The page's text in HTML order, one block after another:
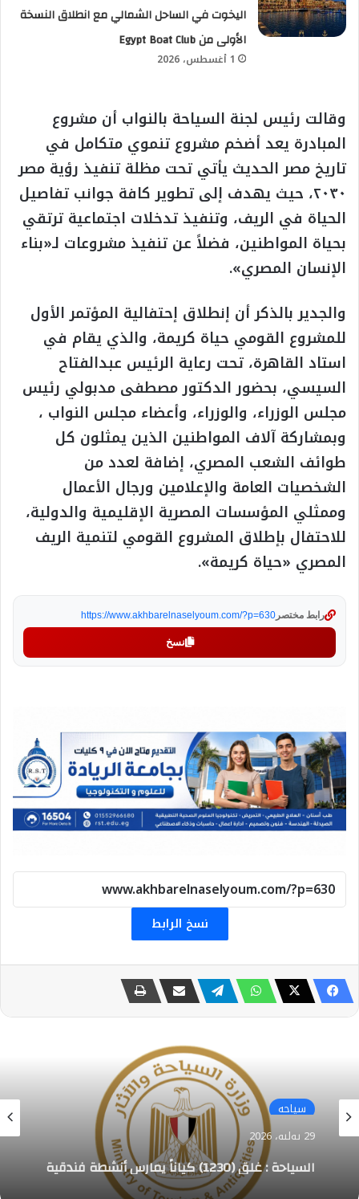
اليخوت في الساحل الشمالي مع انطلاق النسخة
الأولى من Egypt Boat Club
1 أغسطس، 2026
وقالت رئيس لجنة السياحة بالنواب أن مشروع
المبادرة يعد أضخم مشروع تنموي متكامل في
تاريخ مصر الحديث يأتي تحت مظلة تنفيذ رؤية مصر
٢٠٣٠، حيث يهدف إلى تطوير كافة جوانب تفاصيل
الحياة في الريف، وتنفيذ تدخلات اجتماعية ترتقي
بحياة المواطنين، فضلاً عن تنفيذ مشروعات لـ«بناء
الإنسان المصري».
والجدير بالذكر أن إنطلاق إحتفالية المؤتمر الأول
للمشروع القومي حياة كريمة، والذي يقام في
استاد القاهرة، تحت رعاية الرئيس عبدالفتاح
السيسي، بحضور الدكتور مصطفى مدبولي رئيس
مجلس الوزراء، والوزراء، وأعضاء مجلس النواب ،
وبمشاركة آلاف المواطنين الذين يمثلون كل
طوائف الشعب المصري، إضافة لعدد من
الشخصيات العامة والإعلامين ورجال الأعمال
وممثلي المؤسسات المصرية الإقليمية والدولية،
للاحتفال بإطلاق المشروع القومي لتنمية الريف
المصري «حياة كريمة».
رابط مختصر https://www.akhbarelnaselyoum.com/?p=630
نسخ
نسخ الرابط
سياحه
29 يوليو، 2026
السياحة : غلق (1230) كياناً يمارس أنشطة فندقية
وسياحية بدون تراخيص